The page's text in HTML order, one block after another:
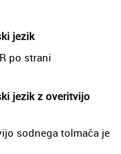
jezik
po strani
jezik z overitvijo
sodnega tolmača je